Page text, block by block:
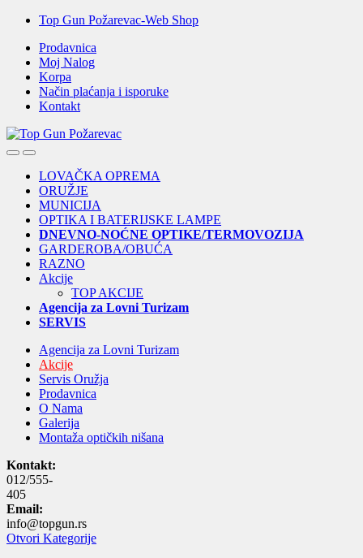
Skip
navigation
Skip
content
Top Gun Požarevac-Web Shop
Prodavnica
Moj Nalog
Korpa
Način plaćanja i isporuke
Kontakt
OpenClose
LOVAČKA OPREMA
ORUŽJE
MUNICIJA
OPTIKA I BATERIJSKE LAMPE
DNEVNO-NOĆNE OPTIKE/TERMOVOZIJA
GARDEROBA/OBUĆA
RAZNO
Akcije
TOP AKCIJE
Agencija za Lovni Turizam
SERVIS
Agencija za Lovni Turizam
Akcije
Servis Oružja
Prodavnica
O Nama
Galerija
Montaža optičkih nišana
Kontakt:
012/555-
405
Email:
info@topgun.rs
Otvori Kategorije